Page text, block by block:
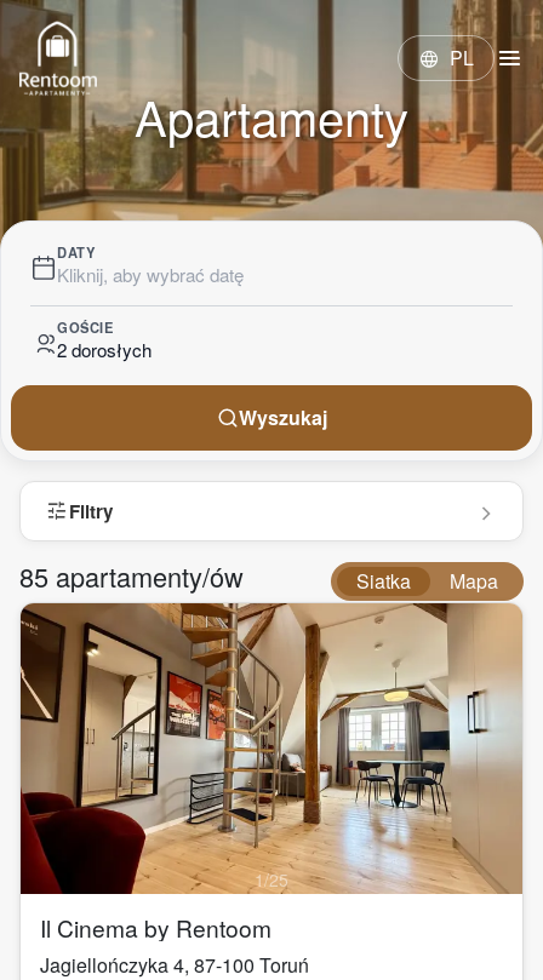
language PL menu
Apartamenty
DATY
Kliknij, aby wybrać datę
GOŚCIE
2 dorosłych
Wyszukaj
tuneFiltry
85 apartamenty/ów Siatka Mapa
1/25
Il Cinema by Rentoom
Jagiellończyka 4, 87-100 Toruń